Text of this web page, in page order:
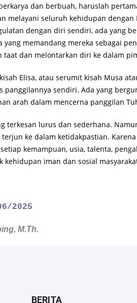
dan berbuah, haruslah
melayani seluruh kehidupan
dengan diri sendiri, ada yang
memandang mereka sebagai
taat dan melontarkan diri ke dalam
Elisa, atau serumit kisah Musa
panggilannya sendiri. Ada yang
arah dalam mencerna panggilan
terkesan lurus dan sederhana.
ke dalam ketidakpastian.
kemampuan, usia, talenta,
kehidupan iman dan sosial
2025
M.Th.
BERITA